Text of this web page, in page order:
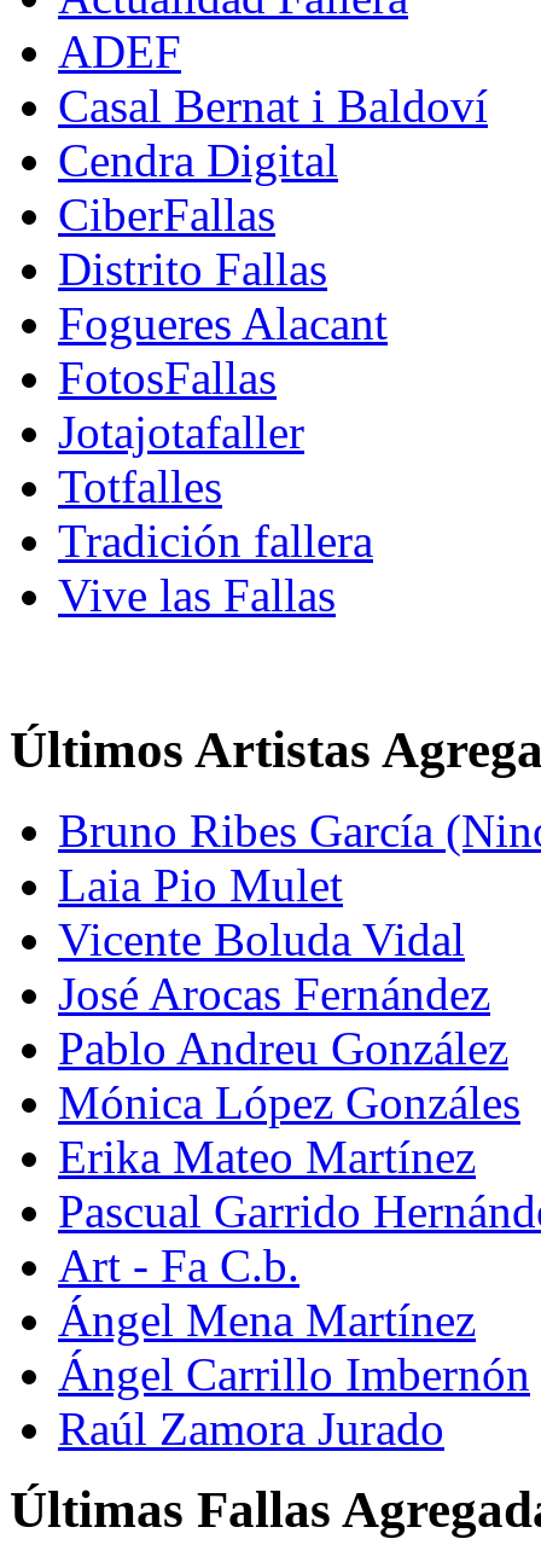
ADEF
Casal Bernat i Baldoví
Cendra Digital
CiberFallas
Distrito Fallas
Fogueres Alacant
FotosFallas
Jotajotafaller
Totfalles
Tradición fallera
Vive las Fallas
Últimos Artistas
Bruno Ribes García
Laia Pio Mulet
Vicente Boluda Vidal
José Arocas Fernández
Pablo Andreu González
Mónica López Gonzáles
Erika Mateo Martínez
Pascual Garrido
Art - Fa C.b.
Ángel Mena Martínez
Ángel Carrillo Imbernón
Raúl Zamora Jurado
Últimas Fallas